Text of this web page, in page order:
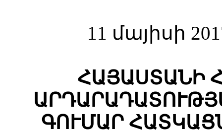
11 մայիսի
ՀԱՅԱՍՏԱՆԻ
ԳՈՒՄԱՐ